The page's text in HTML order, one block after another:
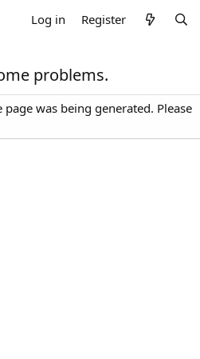
Log in Register
problems.
was being generated. Please